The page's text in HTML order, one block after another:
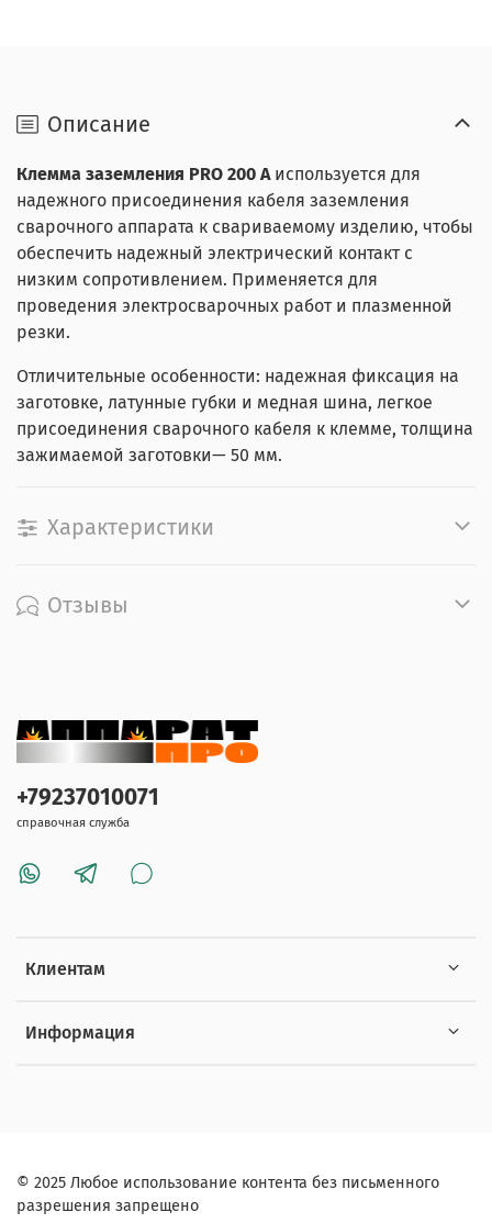
Описание
Клемма заземления PRO 200 А используется для
надежного присоединения кабеля заземления
сварочного аппарата к свариваемо­му изделию, чтобы
обеспечить надежный электрический контакт с
низким сопротивлением. Применяется для
проведения электросварочных работ и плазменной
резки.
Отличительные особенности: надежная фиксация на
заготовке, латунные губки и медная шина, легкое
присоединения сварочного кабеля к клемме, толщина
зажимаемой заготовки— 50 мм.
Характеристики
Отзывы
Клиентам
Информация
+79237010071
справочная служба
© 2025 Любое использование контента без письменного
разрешения запрещено